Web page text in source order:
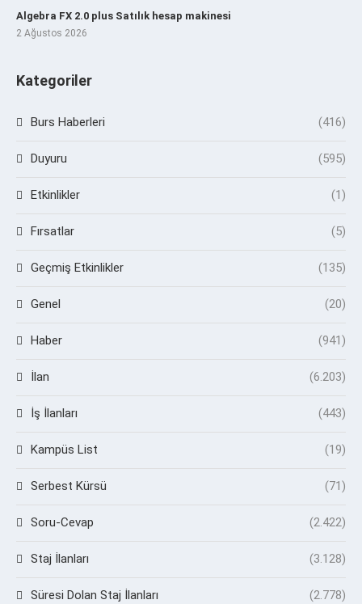
Algebra FX 2.0 plus Satılık hesap makinesi
2 Ağustos 2026
Kategoriler
Burs Haberleri (416)
Duyuru (595)
Etkinlikler (1)
Fırsatlar (5)
Geçmiş Etkinlikler (135)
Genel (20)
Haber (941)
İlan (6.203)
İş İlanları (443)
Kampüs List (19)
Serbest Kürsü (71)
Soru-Cevap (2.422)
Staj İlanları (3.128)
Süresi Dolan Staj İlanları (2.778)